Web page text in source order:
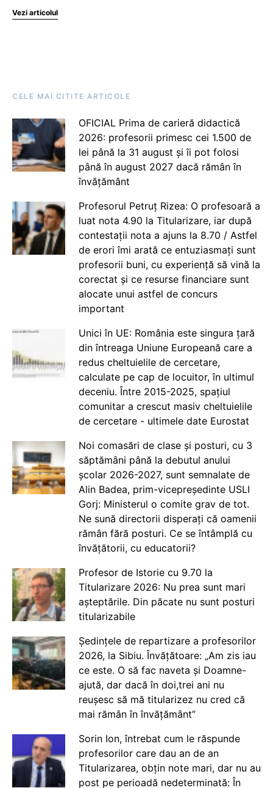
Vezi articolul
CELE MAI CITITE ARTICOLE
OFICIAL Prima de carieră didactică
2026: profesorii primesc cei 1.500 de
lei până la 31 august și îi pot folosi
până în august 2027 dacă rămân în
învățământ
Profesorul Petruț Rizea: O profesoară a
luat nota 4.90 la Titularizare, iar după
contestații nota a ajuns la 8.70 / Astfel
de erori îmi arată ce entuziasmați sunt
profesorii buni, cu experiență să vină la
corectat și ce resurse financiare sunt
alocate unui astfel de concurs
important
Unici în UE: România este singura țară
din întreaga Uniune Europeană care a
redus cheltuielile de cercetare,
calculate pe cap de locuitor, în ultimul
deceniu. Între 2015-2025, spațiul
comunitar a crescut masiv cheltuielile
de cercetare - ultimele date Eurostat
Noi comasări de clase și posturi, cu 3
săptămâni până la debutul anului
școlar 2026-2027, sunt semnalate de
Alin Badea, prim-vicepreședinte USLI
Gorj: Ministerul o comite grav de tot.
Ne sună directorii disperați că oamenii
rămân fără posturi. Ce se întâmplă cu
învățătorii, cu educatorii?
Profesor de Istorie cu 9.70 la
Titularizare 2026: Nu prea sunt mari
așteptările. Din păcate nu sunt posturi
titularizabile
Ședințele de repartizare a profesorilor
2026, la Sibiu. Învățătoare: „Am zis iau
ce este. O să fac naveta și Doamne-
ajută, dar dacă în doi,trei ani nu
reușesc să mă titularizez nu cred că
mai rămân în învățământ”
Sorin Ion, întrebat cum le răspunde
profesorilor care dau an de an
Titularizarea, obțin note mari, dar nu au
post pe perioadă nedeterminată: În